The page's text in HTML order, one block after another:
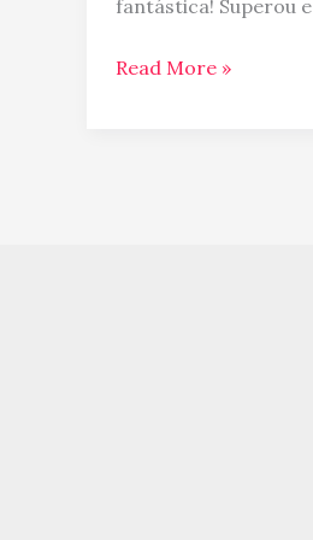
fantástica! Superou e
Read More »